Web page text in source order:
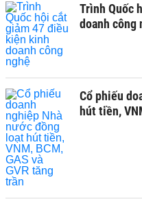
Trình Quốc
doanh công
Cổ phiếu
hút tiền,